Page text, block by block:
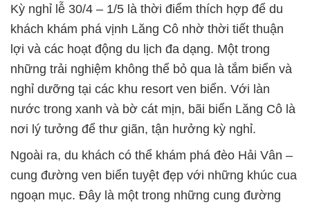
Kỳ nghỉ lễ 30/4 – 1/5 là thời điểm thích hợp để du
khách khám phá vịnh Lăng Cô nhờ thời tiết thuận
lợi và các hoạt động du lịch đa dạng. Một trong
những trải nghiệm không thể bỏ qua là tắm biển và
nghỉ dưỡng tại các khu resort ven biển. Với làn
nước trong xanh và bờ cát mịn, bãi biển Lăng Cô là
nơi lý tưởng để thư giãn, tận hưởng kỳ nghỉ.
Ngoài ra, du khách có thể khám phá đèo Hải Vân –
cung đường ven biển tuyệt đẹp với những khúc cua
ngoạn mục. Đây là một trong những cung đường